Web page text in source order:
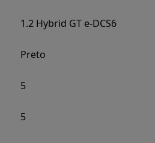
1.2 Hybrid GT e-DCS6
Preto
5
5